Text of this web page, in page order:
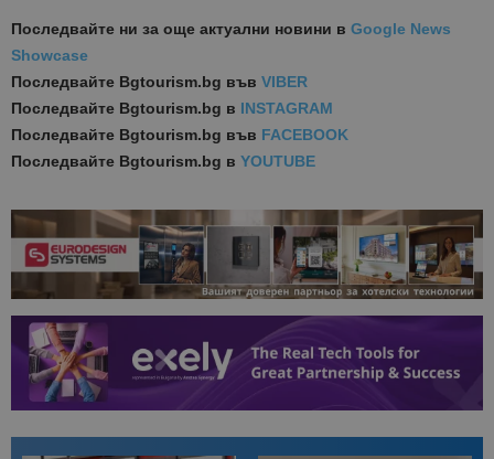
Последвайте ни за още актуални новини в Google News
Showcase
Последвайте Bgtourism.bg във VIBER
Последвайте Bgtourism.bg в INSTAGRAM
Последвайте Bgtourism.bg във FACEBOOK
Последвайте Bgtourism.bg в YOUTUBE